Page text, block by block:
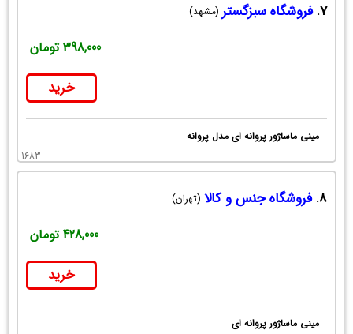
7. فروشگاه سبزگستر (مشهد)
398,000 تومان
خرید
مینی ماساژور پروانه ای مدل پروانه
1683
8. فروشگاه جنس و کالا (تهران)
428,000 تومان
خرید
مینی ماساژور پروانه ای